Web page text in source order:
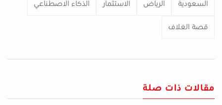
السعودية الرياض الاستثمار الذكاء الاصطناعي
قصة الغلاف
مقالات ذات صلة